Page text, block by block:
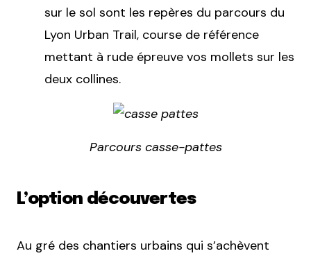
sur le sol sont les repères du parcours du
Lyon Urban Trail, course de référence
mettant à rude épreuve vos mollets sur les
deux collines.
Parcours casse-pattes
L’option découvertes
Au gré des chantiers urbains qui s’achèvent